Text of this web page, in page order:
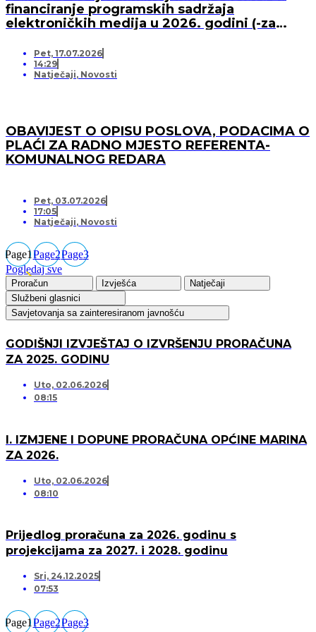
financiranje programskih sadržaja
elektroničkih medija u 2026. godini (-za
Pet, 17.07.2026
14:29
Natječaji, Novosti
OBAVIJEST O OPISU POSLOVA, PODACIMA O
PLAĆI ZA RADNO MJESTO REFERENTA-
KOMUNALNOG REDARA
Pet, 03.07.2026
17:05
Natječaji, Novosti
Page1Page2Page3
Pogledaj sve
Proračun Izvješća
Natječaji
Službeni glasnici
Savjetovanja sa zainteresiranom javnošću
GODIŠNJI IZVJEŠTAJ O IZVRŠENJU PRORAČUNA
ZA 2025. GODINU
Uto, 02.06.2026
08:15
I. IZMJENE I DOPUNE PRORAČUNA OPĆINE MARINA
ZA 2026.
Uto, 02.06.2026
08:10
Prijedlog proračuna za 2026. godinu s
projekcijama za 2027. i 2028. godinu
Sri, 24.12.2025
07:53
Page1Page2Page3